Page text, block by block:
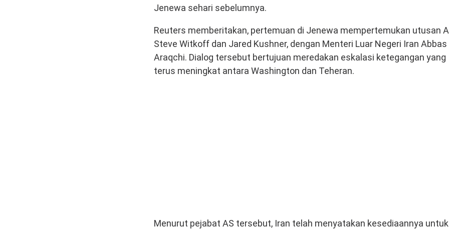
Jenewa sehari sebelumnya.
Reuters memberitakan, pertemuan di Jenewa mempertemukan utusan
Steve Witkoff dan Jared Kushner, dengan Menteri Luar Negeri Iran Abbas
Araqchi. Dialog tersebut bertujuan meredakan eskalasi ketegangan yang
terus meningkat antara Washington dan Teheran.
Menurut pejabat AS tersebut, Iran telah menyatakan kesediaannya untuk